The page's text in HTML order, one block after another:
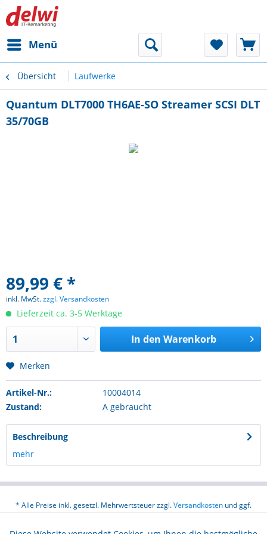
Menü
Übersicht Laufwerke
Quantum DLT7000 TH6AE-SO Streamer SCSI DLT
35/70GB
89,99 € *
inkl. MwSt.zzgl. Versandkosten
Lieferzeit ca. 3-5 Werktage
In den Warenkorb
Merken
Artikel-Nr.:
10004014
Zustand:
A gebraucht
Beschreibung
mehr
* Alle Preise inkl. gesetzl. Mehrwertsteuer zzgl.Versandkosten und ggf.